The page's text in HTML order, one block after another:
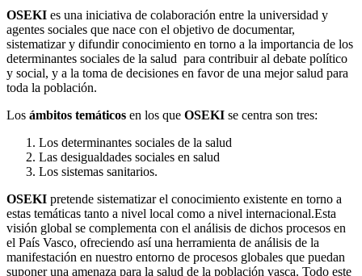
OSEKI es una iniciativa de colaboración entre la universidad y
agentes sociales que nace con el objetivo de documentar,
sistematizar y difundir conocimiento en torno a la importancia de los
determinantes sociales de la salud para contribuir al debate político
y social, y a la toma de decisiones en favor de una mejor salud para
toda la población.
Los ámbitos temáticos en los que OSEKI se centra son tres:
Los determinantes sociales de la salud
Las desigualdades sociales en salud
Los sistemas sanitarios.
OSEKI pretende sistematizar el conocimiento existente en torno a
estas temáticas tanto a nivel local como a nivel internacional.Esta
visión global se complementa con el análisis de dichos procesos en
el País Vasco, ofreciendo así una herramienta de análisis de la
manifestación en nuestro entorno de procesos globales que puedan
suponer una amenaza para la salud de la población vasca. Todo este